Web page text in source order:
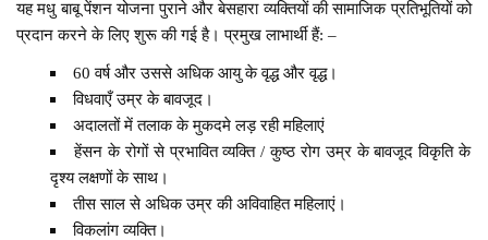
यह मधु बाबू पेंशन योजना पुराने और बेसहारा व्यक्तियों की सामाजिक प्रतिभूतियों को
प्रदान करने के लिए शुरू की गई है। प्रमुख लाभार्थी हैं: –
60 वर्ष और उससे अधिक आयु के वृद्ध और वृद्ध।
विधवाएँ उम्र के बावजूद।
अदालतों में तलाक के मुकदमे लड़ रही महिलाएं
हेंसन के रोगों से प्रभावित व्यक्ति / कुष्ठ रोग उम्र के बावजूद विकृति के
दृश्य लक्षणों के साथ।
तीस साल से अधिक उम्र की अविवाहित महिलाएं।
विकलांग व्यक्ति।